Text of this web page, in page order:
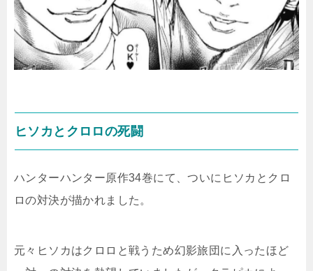
ヒソカとクロロの死闘
ハンターハンター原作34巻にて、ついにヒソカとクロ
ロの対決が描かれました。
元々ヒソカはクロロと戦うため幻影旅団に入ったほど